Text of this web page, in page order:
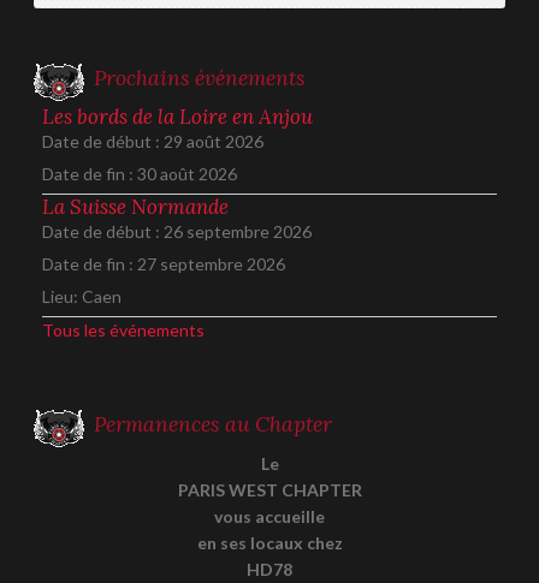
Prochains événements
Les bords de la Loire en Anjou
Date de début : 29 août 2026
Date de fin : 30 août 2026
La Suisse Normande
Date de début : 26 septembre 2026
Date de fin : 27 septembre 2026
Lieu: Caen
Tous les événements
Permanences au Chapter
Le
PARIS WEST CHAPTER
vous accueille
en ses locaux chez
HD78